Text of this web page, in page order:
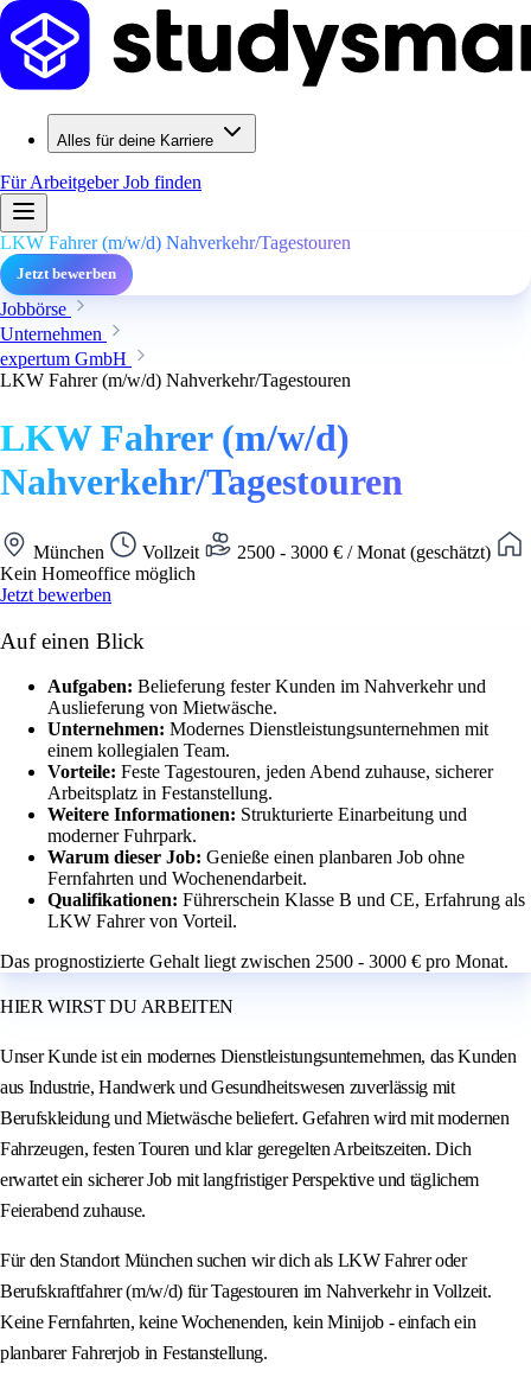
Alles für deine Karriere
Für ArbeitgeberJob finden
LKW Fahrer (m/w/d) Nahverkehr/Tagestouren
Jetzt bewerben
Jobbörse
Unternehmen
expertum GmbH
LKW Fahrer (m/w/d) Nahverkehr/Tagestouren
LKW Fahrer (m/w/d)
Nahverkehr/Tagestouren
München Vollzeit
2500 - 3000 € / Monat (geschätzt)
Kein Homeoffice möglich
Jetzt bewerben
Auf einen Blick
Aufgaben: Belieferung fester Kunden im Nahverkehr und
Auslieferung von Mietwäsche.
Unternehmen: Modernes Dienstleistungsunternehmen mit
einem kollegialen Team.
Vorteile: Feste Tagestouren, jeden Abend zuhause, sicherer
Arbeitsplatz in Festanstellung.
Weitere Informationen: Strukturierte Einarbeitung und
moderner Fuhrpark.
Warum dieser Job: Genieße einen planbaren Job ohne
Fernfahrten und Wochenendarbeit.
Qualifikationen: Führerschein Klasse B und CE, Erfahrung als
LKW Fahrer von Vorteil.
Das prognostizierte Gehalt liegt zwischen 2500 - 3000 € pro Monat.
HIER WIRST DU ARBEITEN
Unser Kunde ist ein modernes Dienstleistungsunternehmen, das Kunden
aus Industrie, Handwerk und Gesundheitswesen zuverlässig mit
Berufskleidung und Mietwäsche beliefert. Gefahren wird mit modernen
Fahrzeugen, festen Touren und klar geregelten Arbeitszeiten. Dich
erwartet ein sicherer Job mit langfristiger Perspektive und täglichem
Feierabend zuhause.
Für den Standort München suchen wir dich als LKW Fahrer oder
Berufskraftfahrer (m/w/d) für Tagestouren im Nahverkehr in Vollzeit.
Keine Fernfahrten, keine Wochenenden, kein Minijob - einfach ein
planbarer Fahrerjob in Festanstellung.